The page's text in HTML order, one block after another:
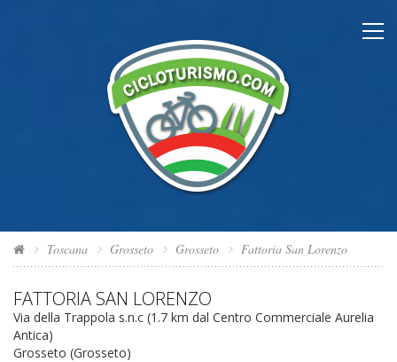
Toscana Grosseto Grosseto Fattoria San Lorenzo
FATTORIA SAN LORENZO
Via della Trappola s.n.c (1.7 km dal Centro Commerciale Aurelia
Antica)
Grosseto (Grosseto)